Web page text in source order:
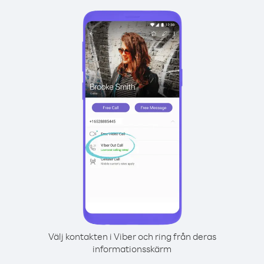
Välj kontakten i Viber och ring från deras
informationsskärm